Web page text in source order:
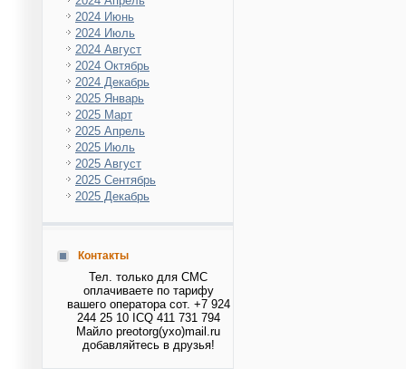
2024 Июнь
2024 Июль
2024 Август
2024 Октябрь
2024 Декабрь
2025 Январь
2025 Март
2025 Апрель
2025 Июль
2025 Август
2025 Сентябрь
2025 Декабрь
Контакты
Тел. только для СМС
оплачиваете по тарифу
вашего оператора сот. +7 924
244 25 10 ICQ 411 731 794
Майло preotorg(ухо)mail.ru
добавляйтесь в друзья!